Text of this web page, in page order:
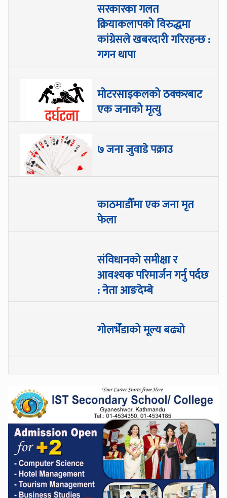
सरकारका गलत
क्रियाकलापको विरुद्धमा
कांग्रेसले खबरदारी गरिरहन्छ :
गगन थापा
मोटरसाइकलको ठक्करबाट
एक जनाको मृत्यु
७ जना जुवाडे पक्राउ
काठमाडौँमा एक जना मृत
फेला
संविधानको समीक्षा र
आवश्यक परिमार्जन गर्नु पर्दछ
: नेता आङदेम्बे
गोलभेँडाको मूल्य बढ्यो